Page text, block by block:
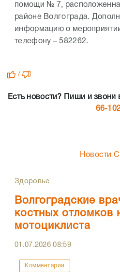
помощи № 7,
районе Волгограда.
информацию о
телефону – 582262.
/
Есть новости? Пиши и звони
66-
Новости
Здоровье
Волгоградские
костных отломков
мотоциклиста
01.07.202608:59
Комментарии